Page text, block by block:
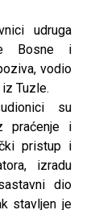
udruga
Bosne i
vodio
Tuzle.
su
praćenje i
pristup i
izradu
dio
stavljen je